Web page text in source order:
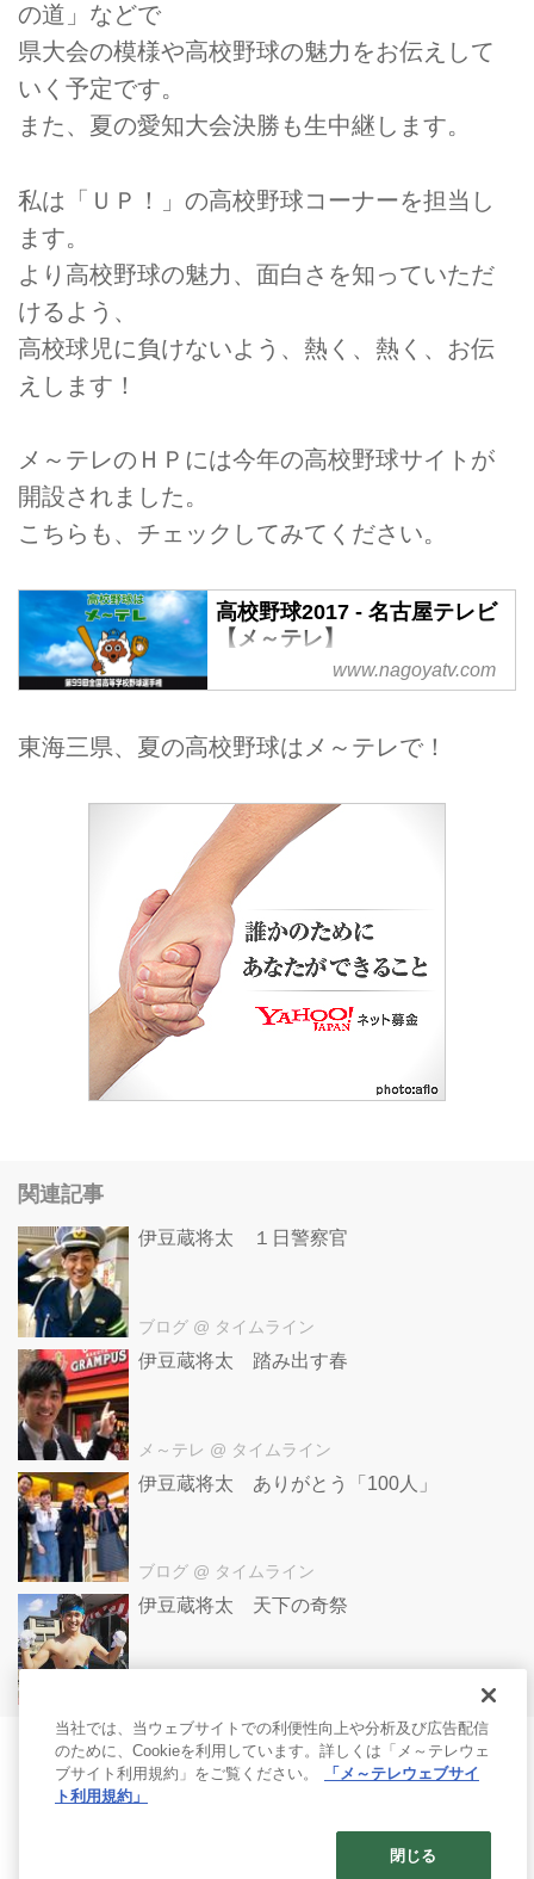
の道」などで
県大会の模様や高校野球の魅力をお伝えして
いく予定です。
また、夏の愛知大会決勝も生中継します。
私は「ＵＰ！」の高校野球コーナーを担当し
ます。
より高校野球の魅力、面白さを知っていただ
けるよう、
高校球児に負けないよう、熱く、熱く、お伝
えします！
メ～テレのＨＰには今年の高校野球サイトが
開設されました。
こちらも、チェックしてみてください。
高校野球2017 - 名古屋テレビ
【メ～テレ】
第99回全国高校野球選手権大会。
する試合を速報。『高校野球はメ
～テレ』。試合日程、トーナメン
載。
www.nagoyatv.com
東海三県、夏の高校野球はメ～テレで！
関連記事
伊豆蔵将太 １日警察官
ブログ @ タイムライン
伊豆蔵将太 踏み出す春
メ～テレ @ タイムライン
伊豆蔵将太 ありがとう「100人」
ブログ @ タイムライン
伊豆蔵将太 天下の奇祭
© 2017- Nagoya Broadcasting Network All rights reserved.
当社では、当ウェブサイトでの利便性向上や分析及び広告配信
のために、Cookieを利用しています。詳しくは「メ～テレウェ
ブサイト利用規約」をご覧ください。
「メ～テレウェブサイ
ト利用規約」
閉じる